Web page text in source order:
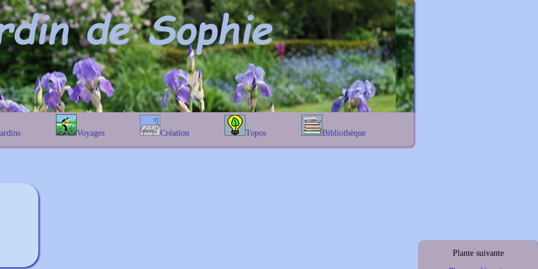
Voyages
En Belgique
Création
Prairies fleuries
Topos
Les chênes
Bibliothèque
Lexique noms propres
Plante suivante